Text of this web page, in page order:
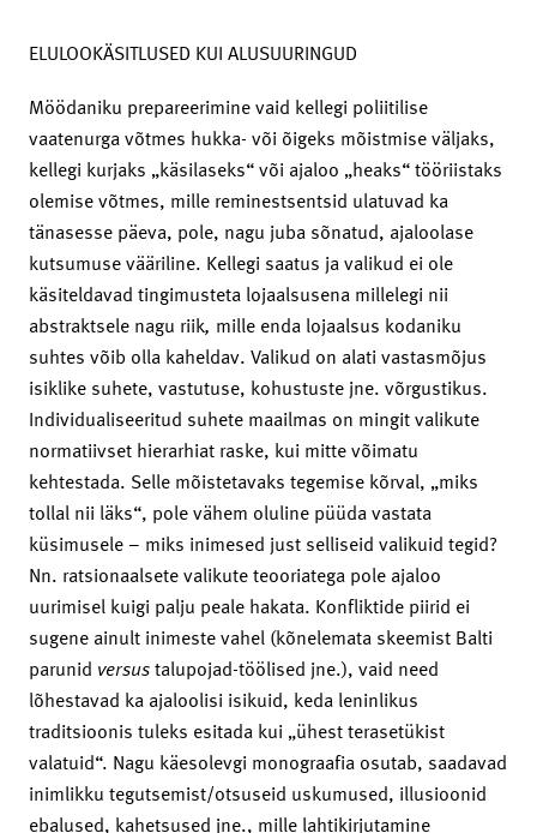
ELULOOKÄSITLUSED KUI ALUSUURINGUD
Möödaniku prepareerimine vaid kellegi poliitilise
vaatenurga võtmes hukka- või õigeks mõistmise väljaks,
kellegi kurjaks „käsilaseks“ või ajaloo „heaks“ tööriistaks
olemise võtmes, mille reminestsentsid ulatuvad ka
tänasesse päeva, pole, nagu juba sõnatud, ajaloolase
kutsumuse vääriline. Kellegi saatus ja valikud ei ole
käsiteldavad tingimusteta lojaalsusena millelegi nii
abstraktsele nagu riik, mille enda lojaalsus kodaniku
suhtes võib olla kaheldav. Valikud on alati vastasmõjus
isiklike suhete, vastutuse, kohustuste jne. võrgustikus.
Individualiseeritud suhete maailmas on mingit valikute
normatiivset hierarhiat raske, kui mitte võimatu
kehtestada. Selle mõistetavaks tegemise kõrval, „miks
tollal nii läks“, pole vähem oluline püüda vastata
küsimusele – miks inimesed just selliseid valikuid tegid?
Nn. ratsionaalsete valikute teooriatega pole ajaloo
uurimisel kuigi palju peale hakata. Konfliktide piirid ei
sugene ainult inimeste vahel (kõnelemata skeemist Balti
parunid versustalupojad-töölised jne.), vaid need
lõhestavad ka ajaloolisi isikuid, keda leninlikus
traditsioonis tuleks esitada kui „ühest terasetükist
valatuid“. Nagu käesolevgi monograafia osutab, saadavad
inimlikku tegutsemist/otsuseid uskumused, illusioonid
ebalused, kahetsused jne., mille lahtikirjutamine